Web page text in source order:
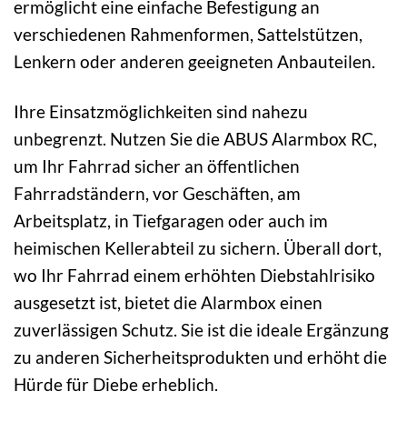
ermöglicht eine einfache Befestigung an
verschiedenen Rahmenformen, Sattelstützen,
Lenkern oder anderen geeigneten Anbauteilen.
Ihre Einsatzmöglichkeiten sind nahezu
unbegrenzt. Nutzen Sie die ABUS Alarmbox RC,
um Ihr Fahrrad sicher an öffentlichen
Fahrradständern, vor Geschäften, am
Arbeitsplatz, in Tiefgaragen oder auch im
heimischen Kellerabteil zu sichern. Überall dort,
wo Ihr Fahrrad einem erhöhten Diebstahlrisiko
ausgesetzt ist, bietet die Alarmbox einen
zuverlässigen Schutz. Sie ist die ideale Ergänzung
zu anderen Sicherheitsprodukten und erhöht die
Hürde für Diebe erheblich.